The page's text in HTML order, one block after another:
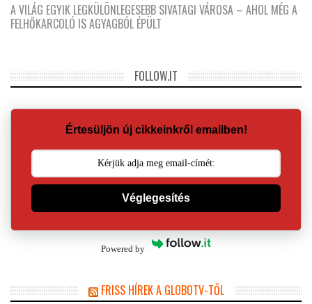
A VILÁG EGYIK LEGKÜLÖNLEGESEBB SIVATAGI VÁROSA – AHOL MÉG A
FELHŐKARCOLÓ IS AGYAGBÓL ÉPÜLT
FOLLOW.IT
Értesüljön új cikkeinkről emailben!
Véglegesítés
Powered by
FRISS HÍREK A GLOBOTV-TŐL